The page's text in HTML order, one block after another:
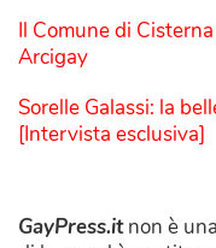
Il Comune di
Arcigay
Sorelle Galassi: la
[Intervista esclusiva]
GayPress.itnon è